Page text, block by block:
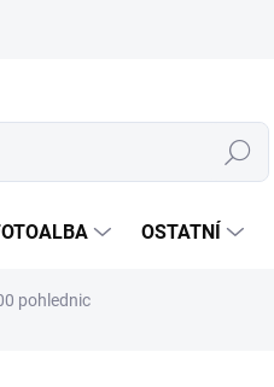
Hledat
OSTATNÍ
pohlednic